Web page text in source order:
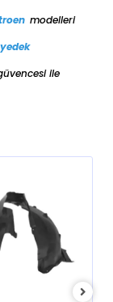
modelleri
yedek
ile